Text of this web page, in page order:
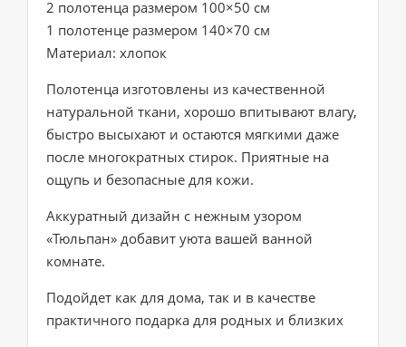
2 полотенца размером 100×50 см
1 полотенце размером 140×70 см
Материал: хлопок
Полотенца изготовлены из качественной
натуральной ткани, хорошо впитывают влагу,
быстро высыхают и остаются мягкими даже
после многократных стирок. Приятные на
ощупь и безопасные для кожи.
Аккуратный дизайн с нежным узором
«Тюльпан» добавит уюта вашей ванной
комнате.
Подойдет как для дома, так и в качестве
практичного подарка для родных и близких